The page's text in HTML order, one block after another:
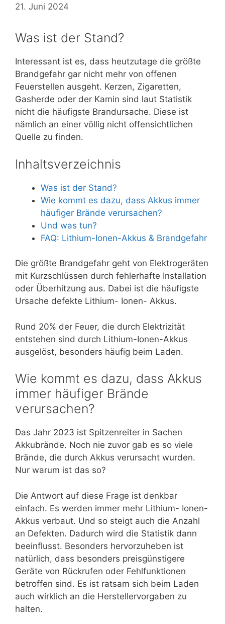
21. Juni 2024
Was ist der Stand?
Interessant ist es, dass heutzutage die größte
Brandgefahr gar nicht mehr von offenen
Feuerstellen ausgeht. Kerzen, Zigaretten,
Gasherde oder der Kamin sind laut Statistik
nicht die häufigste Brandursache. Diese ist
nämlich an einer völlig nicht offensichtlichen
Quelle zu finden.
Inhaltsverzeichnis
Was ist der Stand?
Wie kommt es dazu, dass Akkus immer
häufiger Brände verursachen?
Und was tun?
FAQ: Lithium-Ionen-Akkus & Brandgefahr
Die größte Brandgefahr geht von Elektrogeräten
mit Kurzschlüssen durch fehlerhafte Installation
oder Überhitzung aus. Dabei ist die häufigste
Ursache defekte Lithium- Ionen- Akkus.
Rund 20% der Feuer, die durch Elektrizität
entstehen sind durch Lithium-Ionen-Akkus
ausgelöst, besonders häufig beim Laden.
Wie kommt es dazu, dass Akkus
immer häufiger Brände
verursachen?
Das Jahr 2023 ist Spitzenreiter in Sachen
Akkubrände. Noch nie zuvor gab es so viele
Brände, die durch Akkus verursacht wurden.
Nur warum ist das so?
Die Antwort auf diese Frage ist denkbar
einfach. Es werden immer mehr Lithium- Ionen-
Akkus verbaut. Und so steigt auch die Anzahl
an Defekten. Dadurch wird die Statistik dann
beeinflusst. Besonders hervorzuheben ist
natürlich, dass besonders preisgünstigere
Geräte von Rückrufen oder Fehlfunktionen
betroffen sind. Es ist ratsam sich beim Laden
auch wirklich an die Herstellervorgaben zu
halten.